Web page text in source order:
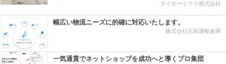
ダイオーミウラ株式会社
幅広い物流ニーズに的確に対応いたします。
株式会社石島運輸倉庫
一気通貫でネットショップを成功へと導くプロ集団